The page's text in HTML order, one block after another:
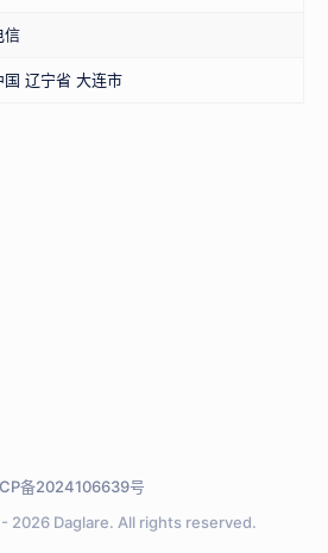
信
国 辽宁省 大连市
2026 Daglare. All rights reserved.
备2024106639号